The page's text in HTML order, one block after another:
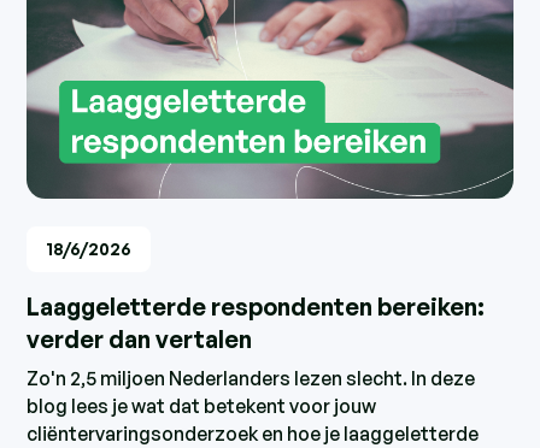
18/6/2026
Laaggeletterde respondenten bereiken:
verder dan vertalen
Zo'n 2,5 miljoen Nederlanders lezen slecht. In deze
blog lees je wat dat betekent voor jouw
cliëntervaringsonderzoek en hoe je laaggeletterde